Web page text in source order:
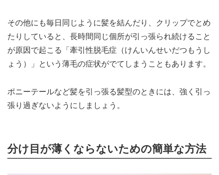
その他にも毎日同じように髪を結んだり、クリップでとめ
たりしていると、長時間同じ個所が引っ張られ続けること
が原因で起こる「牽引性脱毛症（けんいんせいだつもうし
ょう）」という薄毛の症状がでてしまうこともあります。
ポニーテールなど髪を引っ張る髪型のときには、強く引っ
張り過ぎないようにしましょう。
分け目が薄くならないための簡単な方法